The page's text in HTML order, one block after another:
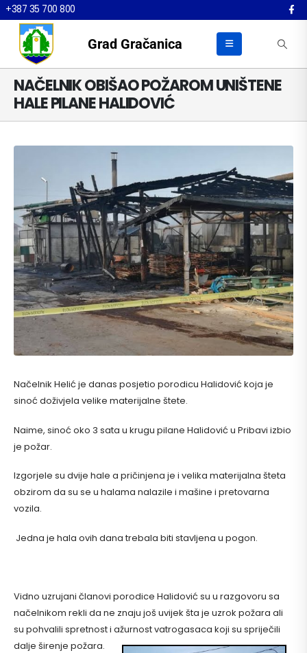
+387 35 700 800
Grad Gračanica
NAČELNIK OBIŠAO POŽAROM UNIŠTENE
HALE PILANE HALIDOVIĆ
Načelnik Helić je danas posjetio porodicu Halidović koja je
sinoć doživjela velike materijalne štete.
Naime, sinoć oko 3 sata u krugu pilane Halidović u Pribavi izbio
je požar.
Izgorjele su dvije hale a pričinjena je i velika materijalna šteta
obzirom da su se u halama nalazile i mašine i pretovarna
vozila.
Jedna je hala ovih dana trebala biti stavljena u pogon.
Vidno uzrujani članovi porodice Halidović su u razgovoru sa
načelnikom rekli da ne znaju još uvijek šta je uzrok požara ali
su pohvalili spretnost i ažurnost vatrogasaca koji su spriječili
dalje širenje požara.